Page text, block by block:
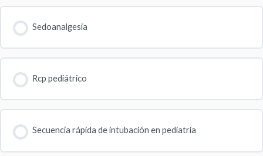
Sedoanalgesia
Rcp pediátrico
Secuencia rápida de intubación en pediatría